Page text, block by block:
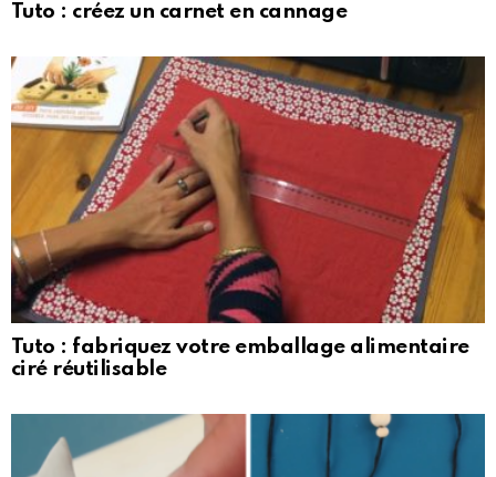
Tuto : créez un carnet en cannage
Tuto : fabriquez votre emballage alimentaire
ciré réutilisable